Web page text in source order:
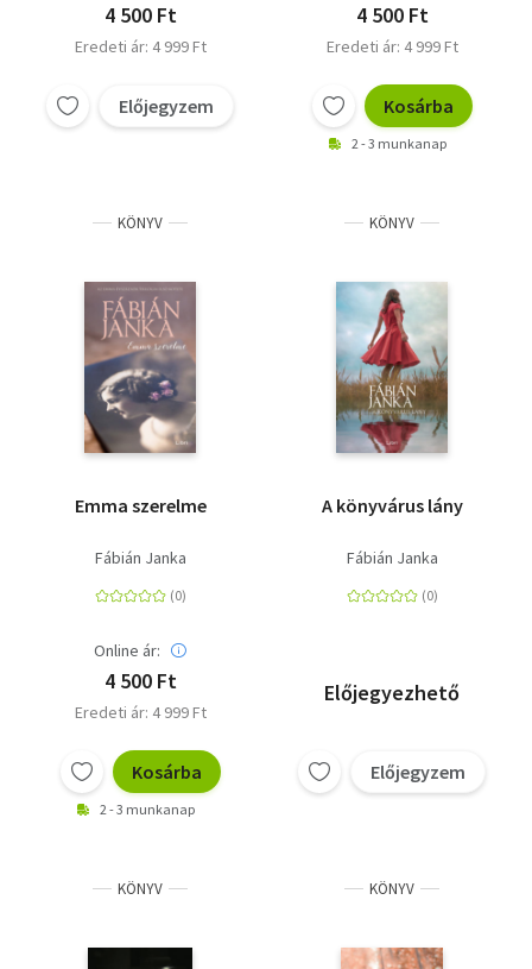
4 500 Ft
Eredeti ár: 4 999 Ft
Előjegyzem
4 500 Ft
Eredeti ár: 4 999 Ft
Kosárba
2 - 3 munkanap
KÖNYV
Emma szerelme
Fábián Janka
Online ár:
4 500 Ft
Eredeti ár: 4 999 Ft
Kosárba
2 - 3 munkanap
KÖNYV
A könyvárus lány
Fábián Janka
Előjegyezhető
Előjegyzem
KÖNYV KÖNYV